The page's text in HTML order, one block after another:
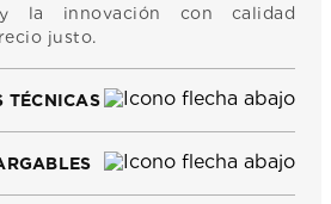
la innovación con calidad
justo.
TÉCNICAS